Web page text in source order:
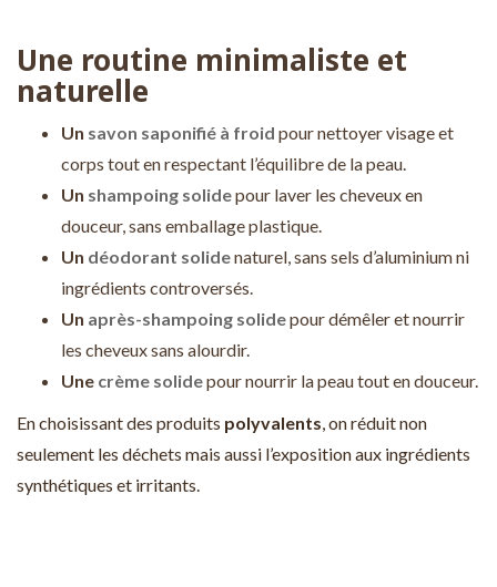
Une routine minimaliste et
naturelle
Un savon saponifié à froid pour nettoyer visage et
corps tout en respectant l’équilibre de la peau.
Un shampoing solidepour laver les cheveux en
douceur, sans emballage plastique.
Un déodorant solidenaturel, sans sels d’aluminium ni
ingrédients controversés.
Un après-shampoing solidepour démêler et nourrir
les cheveux sans alourdir.
Une crème solidepour nourrir la peau tout en douceur.
En choisissant des produits polyvalents , on réduit non
seulement les déchets mais aussi l’exposition aux ingrédients
synthétiques et irritants.